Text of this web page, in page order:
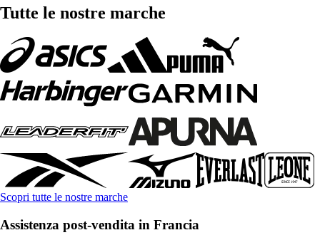
Tutte le nostre marche
Scopri tutte le nostre marche
Assistenza post-vendita in Francia